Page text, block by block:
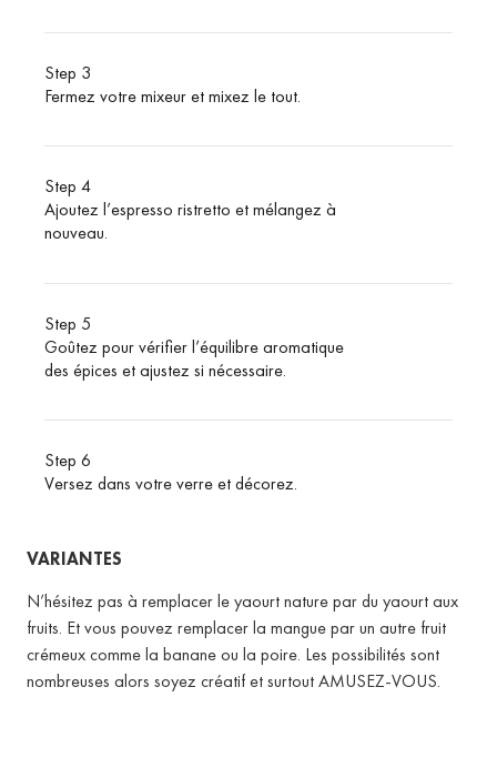
Step 3
Fermez votre mixeur et mixez le tout.
Step 4
Ajoutez l’espresso ristretto et mélangez à
nouveau.
Step 5
Goûtez pour vérifier l’équilibre aromatique
des épices et ajustez si nécessaire.
Step 6
Versez dans votre verre et décorez.
VARIANTES
N’hésitez pas à remplacer le yaourt nature par du yaourt aux
fruits. Et vous pouvez remplacer la mangue par un autre fruit
crémeux comme la banane ou la poire. Les possibilités sont
nombreuses alors soyez créatif et surtout AMUSEZ-VOUS.